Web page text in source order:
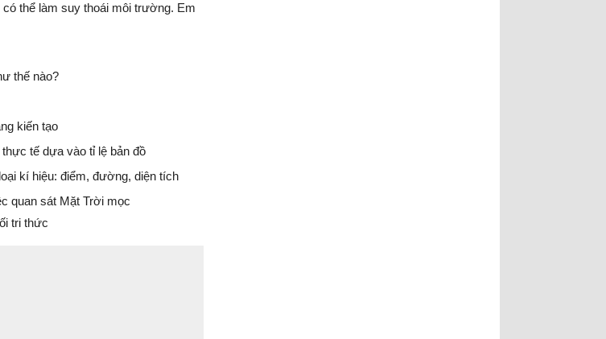
thể làm suy thoái môi trường. Em
thế nào?
kiến tạo
tế dựa vào tỉ lệ bản đồ
kí hiệu: điểm, đường, diện tích
quan sát Mặt Trời mọc
tri thức